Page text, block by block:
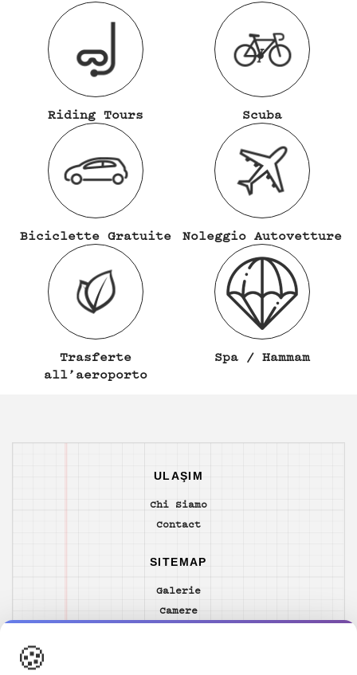
🍪
Riding Tours Scuba
Biciclette Gratuite Noleggio Autovetture
Trasferte
all’aeroporto
Spa / Hammam
ULAŞIM
Chi Siamo
Contact
SITEMAP
Galerie
Camere